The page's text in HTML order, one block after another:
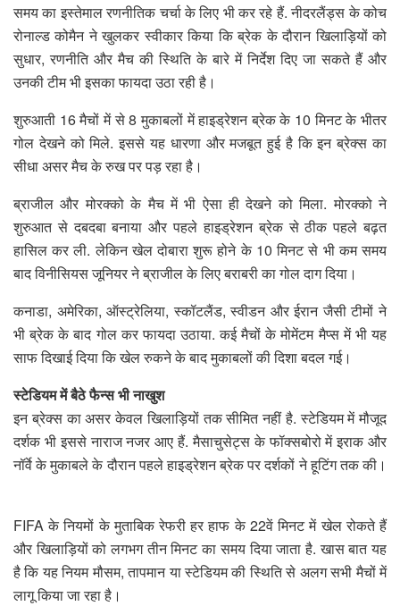
समय का इस्तेमाल रणनीतिक चर्चा के लिए भी कर रहे हैं. नीदरलैंड्स के कोच
रोनाल्ड कोमैन ने खुलकर स्वीकार किया कि ब्रेक के दौरान खिलाड़ियों को
सुधार, रणनीति और मैच की स्थिति के बारे में निर्देश दिए जा सकते हैं और
उनकी टीम भी इसका फायदा उठा रही है।
शुरुआती 16 मैचों में से 8 मुकाबलों में हाइड्रेशन ब्रेक के 10 मिनट के भीतर
गोल देखने को मिले. इससे यह धारणा और मजबूत हुई है कि इन ब्रेक्स का
सीधा असर मैच के रुख पर पड़ रहा है।
ब्राजील और मोरक्को के मैच में भी ऐसा ही देखने को मिला. मोरक्को ने
शुरुआत से दबदबा बनाया और पहले हाइड्रेशन ब्रेक से ठीक पहले बढ़त
हासिल कर ली. लेकिन खेल दोबारा शुरू होने के 10 मिनट से भी कम समय
बाद विनीसियस जूनियर ने ब्राजील के लिए बराबरी का गोल दाग दिया।
कनाडा, अमेरिका, ऑस्ट्रेलिया, स्कॉटलैंड, स्वीडन और ईरान जैसी टीमों ने
भी ब्रेक के बाद गोल कर फायदा उठाया. कई मैचों के मोमेंटम मैप्स में भी यह
साफ दिखाई दिया कि खेल रुकने के बाद मुकाबलों की दिशा बदल गई।
स्टेड‍ियम में बैठे फैन्स भी नाखुश
इन ब्रेक्स का असर केवल खिलाड़ियों तक सीमित नहीं है. स्टेडियम में मौजूद
दर्शक भी इससे नाराज नजर आए हैं. मैसाचुसेट्स के फॉक्सबोरो में इराक और
नॉर्वे के मुकाबले के दौरान पहले हाइड्रेशन ब्रेक पर दर्शकों ने हूटिंग तक की।
FIFA के नियमों के मुताबिक रेफरी हर हाफ के 22वें मिनट में खेल रोकते हैं
और खिलाड़ियों को लगभग तीन मिनट का समय दिया जाता है. खास बात यह
है कि यह नियम मौसम, तापमान या स्टेडियम की स्थिति से अलग सभी मैचों में
लागू किया जा रहा है।